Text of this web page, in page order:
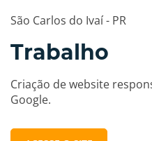
São Carlos do Ivaí - PR
Trabalho
Criação de website
Google.